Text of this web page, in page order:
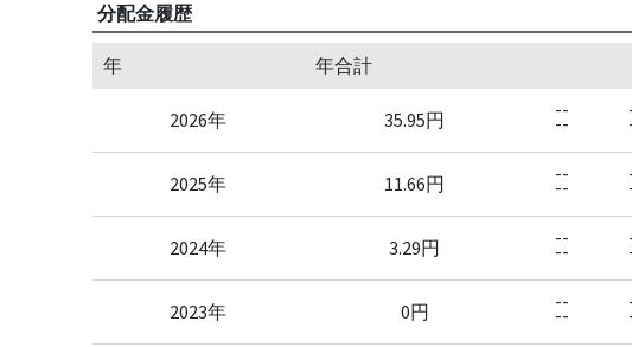
分配金履歴
年 年合計
2026年 35.95円 --
--
2025年 11.66円 --
--
2024年 3.29円 --
--
2023年 0円 --
--